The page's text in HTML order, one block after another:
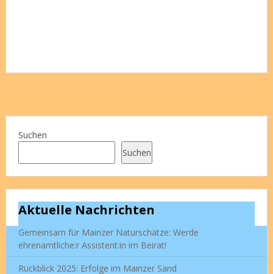
Suchen
Suchen
Aktuelle Nachrichten
Gemeinsam für Mainzer Naturschätze: Werde
ehrenamtliche:r Assistent:in im Beirat!
Rückblick 2025: Erfolge im Mainzer Sand